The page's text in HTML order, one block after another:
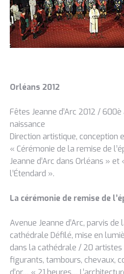
Orléans 2012
Fêtes Jeanne d’Arc 2012 /
naissance
Direction artistique, conception
« Cérémonie de la remise de
Jeanne d’Arc dans Orléans »
l’Étendard ».
La cérémonie de remise de
Avenue Jeanne d’Arc, parvis
cathédrale Défilé, mise en
dans la cathédrale / 20
figurants, tambours, chevaux,